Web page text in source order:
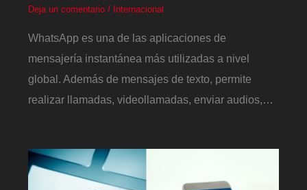
Deja un comentario / Internacional
WhatsApp es una de las aplicaciones de
mensajería instantánea más utilizadas a nivel
global. Además de mensajes de texto, permite
realizar llamadas, videollamadas, enviar audios,…